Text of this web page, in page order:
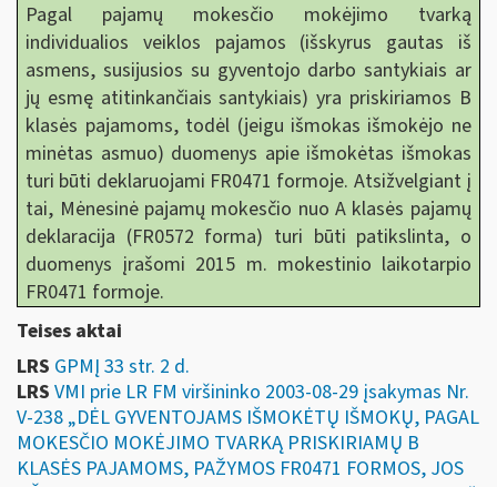
Pagal pajamų mokesčio mokėjimo tvarką
individualios veiklos pajamos (išskyrus gautas iš
asmens, susijusios su gyventojo darbo santykiais ar
jų esmę atitinkančiais santykiais) yra priskiriamos B
klasės pajamoms, todėl (jeigu išmokas išmokėjo ne
minėtas asmuo) duomenys apie išmokėtas išmokas
turi būti deklaruojami FR0471 formoje. Atsižvelgiant į
tai, Mėnesinė pajamų mokesčio nuo A klasės pajamų
deklaracija (FR0572 forma) turi būti patikslinta, o
duomenys įrašomi 2015 m. mokestinio laikotarpio
FR0471 formoje.
Teises aktai
LRS GPMĮ 33 str. 2 d.
LRS VMI prie LR FM viršininko 2003-08-29 įsakymas Nr.
V-238 „DĖL GYVENTOJAMS IŠMOKĖTŲ IŠMOKŲ, PAGAL
MOKESČIO MOKĖJIMO TVARKĄ PRISKIRIAMŲ B
KLASĖS PAJAMOMS, PAŽYMOS FR0471 FORMOS, JOS